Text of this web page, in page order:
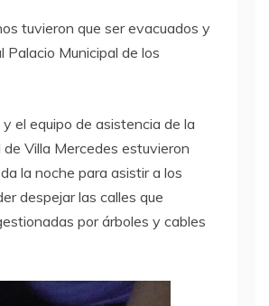
tuvieron que ser evacuados y
Palacio Municipal de los
el equipo de asistencia de la
de Villa Mercedes estuvieron
la noche para asistir a los
despejar las calles que
por árboles y cables